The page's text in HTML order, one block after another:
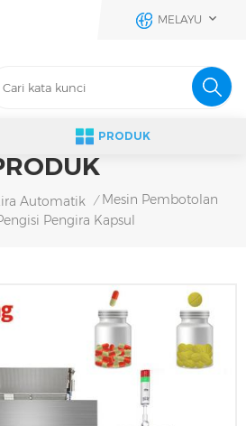
MELAYU
PRODUK
Automatik / Mesin Pembotolan
Pengira Kapsul